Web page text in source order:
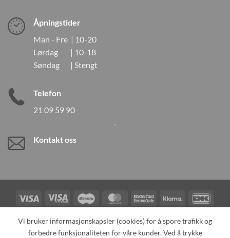
Åpningstider
Man - Fre | 10-20
Lørdag | 10-18
Søndag | Stengt
Telefon
21 09 59 90
Kontakt oss
Visa
Visa
Electron
Maestro MasterCardMasterCard
2
Klarna
Card
TILBAKEKALLINGER KONTAKT OSS OM OSS
Vi bruker informasjonskapsler (cookies) for å spore trafikk og
forbedre funksjonaliteten for våre kunder. Ved å trykke